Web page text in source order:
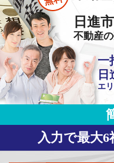
日進
不動産
一
日
エ
入力で最大6